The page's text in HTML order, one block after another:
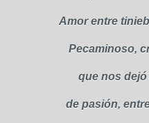
Amor entre
Pecaminoso,
que nos
de pasión,